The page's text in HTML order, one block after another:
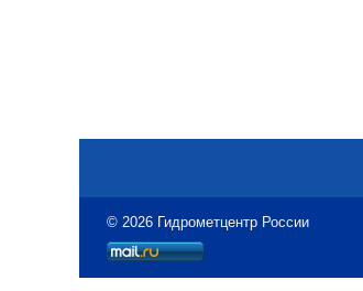
© 2026 Гидрометцентр России